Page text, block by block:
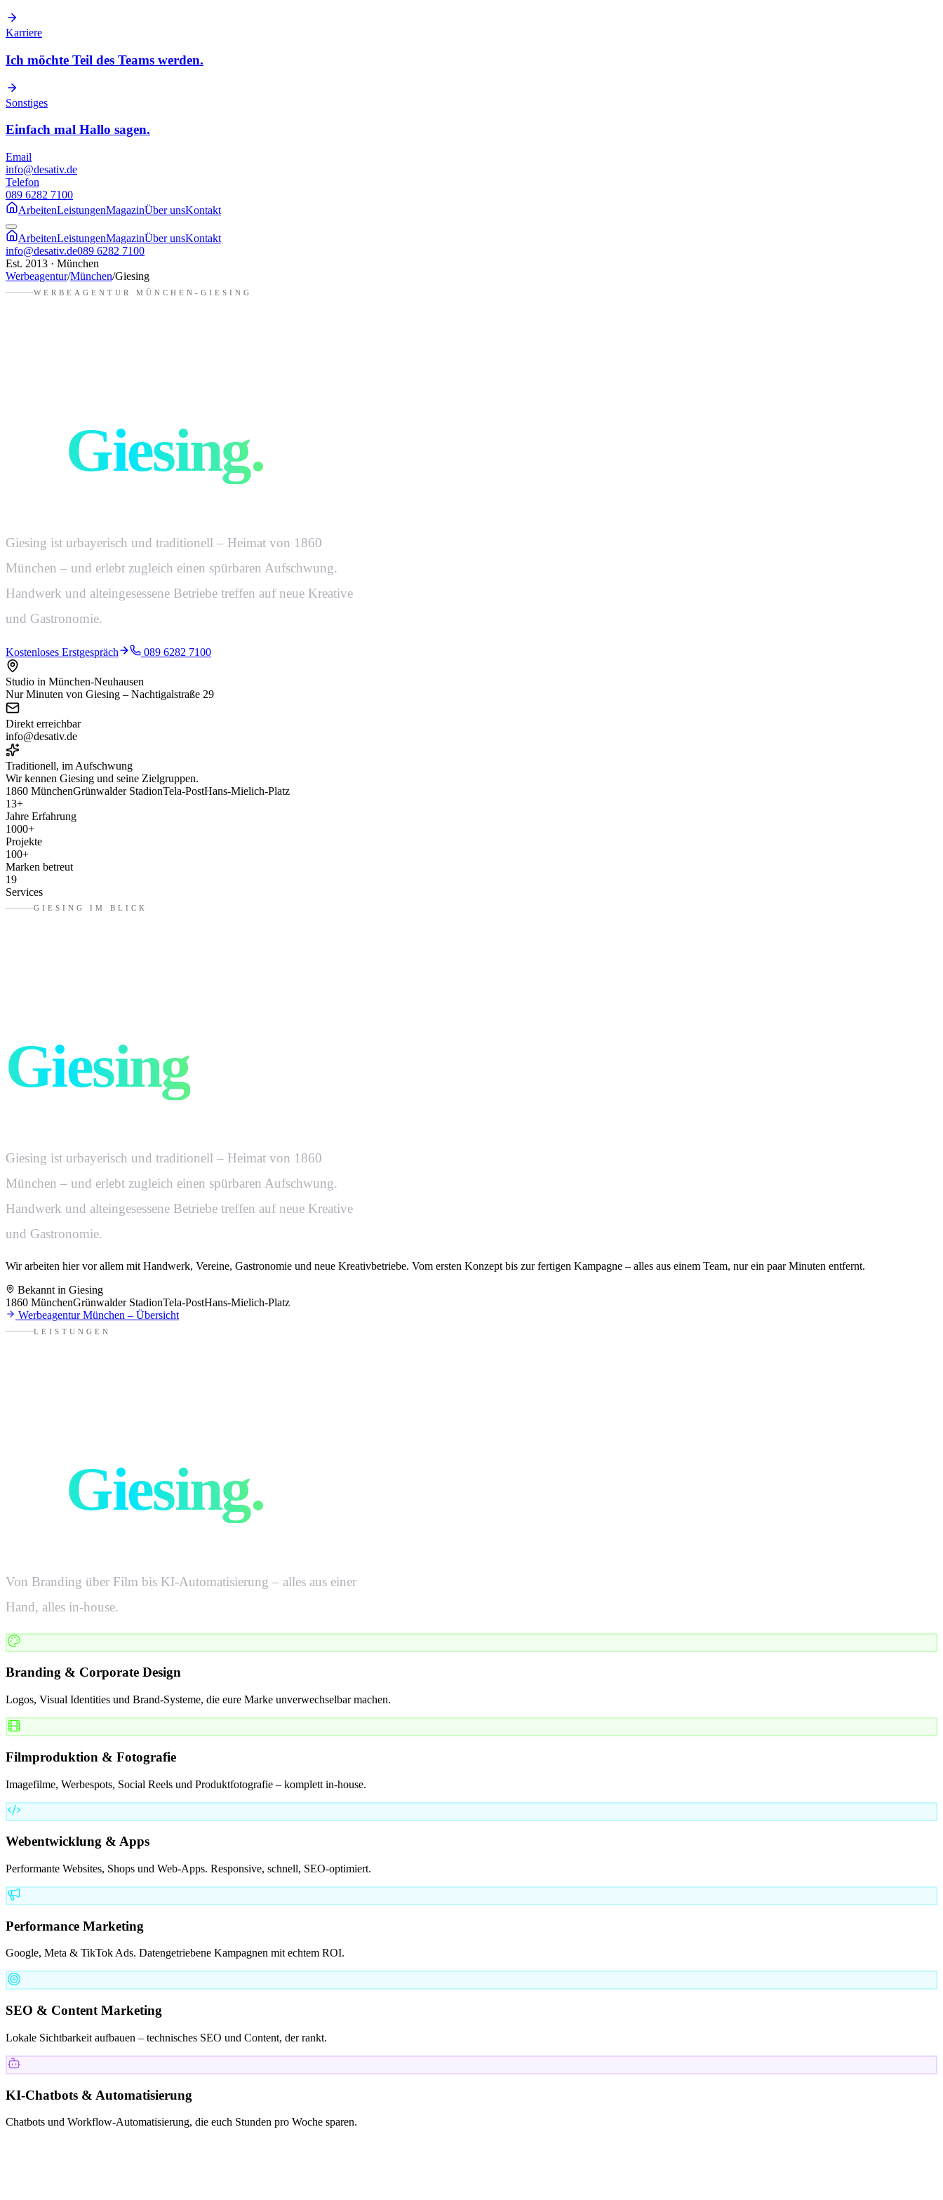
Karriere
Ich möchte Teil des Teams werden.
Sonstiges
Einfach mal Hallo sagen.
Email
info@desativ.de
Telefon
089 6282 7100
ArbeitenLeistungenMagazinÜber unsKontakt
ArbeitenLeistungenMagazinÜber unsKontakt
info@desativ.de089 6282 7100
Est. 2013 · München
Werbeagentur/München/Giesing
WERBEAGENTUR MÜNCHEN-GIESING
Giesing.
Giesing ist urbayerisch und traditionell – Heimat von 1860
München – und erlebt zugleich einen spürbaren Aufschwung.
Handwerk und alteingesessene Betriebe treffen auf neue Kreative
und Gastronomie.
Kostenloses Erstgespräch 089 6282 7100
Studio in München-Neuhausen
Nur Minuten von Giesing – Nachtigalstraße 29
Direkt erreichbar
info@desativ.de
Traditionell, im Aufschwung
Wir kennen Giesing und seine Zielgruppen.
1860 MünchenGrünwalder StadionTela-PostHans-Mielich-Platz
13+
Jahre Erfahrung
1000+
Projekte
100+
Marken betreut
19
Services
GIESING IM BLICK
Giesingwirkt.
Giesing ist urbayerisch und traditionell – Heimat von 1860
München – und erlebt zugleich einen spürbaren Aufschwung.
Handwerk und alteingesessene Betriebe treffen auf neue Kreative
und Gastronomie.
Wir arbeiten hier vor allem mit Handwerk, Vereine, Gastronomie und neue Kreativbetriebe. Vom ersten Konzept bis zur fertigen Kampagne – alles aus einem Team, nur ein paar Minuten entfernt.
Bekannt in Giesing
1860 MünchenGrünwalder StadionTela-PostHans-Mielich-Platz
WerbeagenturMünchen – Übersicht
LEISTUNGEN
Giesing.
Von Branding über Film bis KI-Automatisierung – alles aus einer
Hand, alles in-house.
Branding & Corporate Design
Logos, Visual Identities und Brand-Systeme, die eure Marke unverwechselbar machen.
Filmproduktion & Fotografie
Imagefilme, Werbespots, Social Reels und Produktfotografie – komplett in-house.
Webentwicklung & Apps
Performante Websites, Shops und Web-Apps. Responsive, schnell, SEO-optimiert.
Performance Marketing
Google, Meta & TikTok Ads. Datengetriebene Kampagnen mit echtem ROI.
SEO & Content Marketing
Lokale Sichtbarkeit aufbauen – technisches SEO und Content, der rankt.
KI-Chatbots & Automatisierung
Chatbots und Workflow-Automatisierung, die euch Stunden pro Woche sparen.